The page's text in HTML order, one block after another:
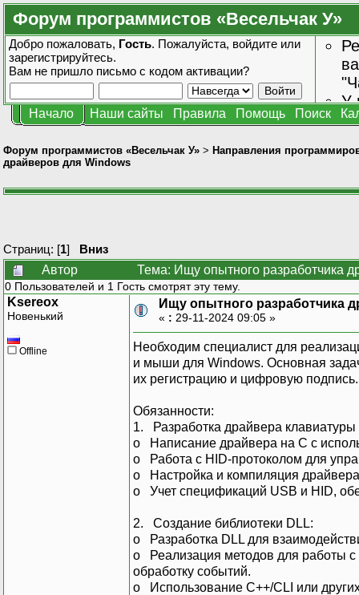
Форум программистов «Весельчак У»
Добро пожаловать, Гость. Пожалуйста, войдите или
зарегистрируйтесь.
Вам не пришло письмо с кодом активации?
У
Начало Наши сайты Правила Помощь Поиск
Форум программистов «Весельчак У» > Направления
драйверов для Windows
Страниц: [1] Вниз
Автор
Тема: Ищу опытного разработчика
0 Пользователей и 1 Гость смотрят эту тему.
Ksereox
Новенький
Offline
Ищу опытного разработчика
« : 29-11-2024 09:05 »
Необходим специалист для
и мыши для Windows. Основная
их регистрацию и цифровую подпись.
Обязанности:
1. Разработка драйвера
o Написание драйвера на C с
o Работа с HID-протоколом для
o Настройка и компиляция
o Учет спецификаций USB и HID,
2. Создание библиотеки DLL:
o Разработка DLL для
o Реализация методов для работы с
обработку событий.
o Использование C++/CLI или